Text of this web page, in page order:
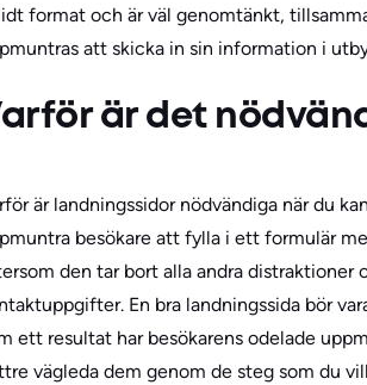
format och är väl genomtänkt,
att skicka in sin information i
är det
är landningssidor nödvändiga när du
besökare att fylla i ett formulär
den tar bort alla andra distraktioner
En bra landningssida bör
ett resultat har besökarens odelade
vägleda dem genom de steg som du